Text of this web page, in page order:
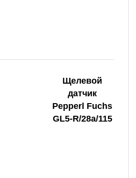
Щелевой
датчик
Pepperl Fuchs
GL5-R/28a/115